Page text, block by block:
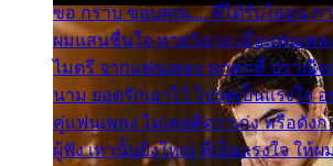
ขอ กราบ ขอบคุณ.... ที่ได้รับไออุ่น ก
ผมแสนชื่นใจ หายวังเวง เมื่อแฟนเพล
ไมตรี จากแฟนเพลง ทุกทุกที่ ปราณีห
นาม ยอดรักเอาไว้ โปรดเป็นแรงใจ
คู่แฟนเพลง ไม่เคยคิดว่าเก่ง หรือดัง
ผู้ฟัง เท่านั้นยิ่งใหญ่ ที่เป็นแรงใจ ให้ผ